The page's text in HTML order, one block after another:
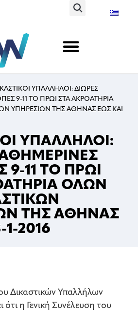
ΥΠΑΛΛΗΛΟΙ: ΔΙΩΡΕΣ
9-11 ΤΟ ΠΡΩΙ ΣΤΑ ΑΚΡΟΑΤΗΡΙΑ
ΥΠΗΡΕΣΙΩΝ ΤΗΣ ΑΘΗΝΑΣ ΕΩΣ ΚΑΙ
ΥΠΑΛΛΗΛΟΙ:
9-11 ΤΟ ΠΡΩΙ
ΟΛΩΝ
ΤΗΣ ΑΘΗΝΑΣ
2016
Δικαστικών Υπαλλήλων
η Γενική Συνέλευση του